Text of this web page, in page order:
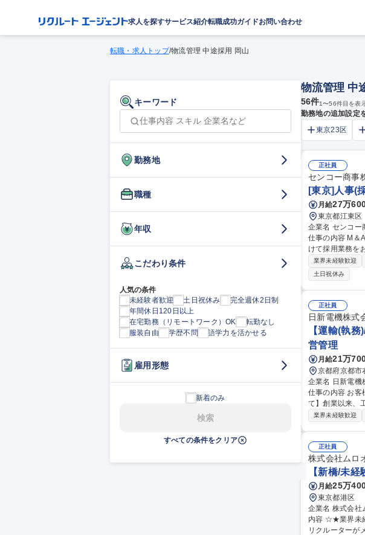
求人を探すサービス紹介転職成功ガイドお問い合わせ
転職・求人トップ/物流管理 中途採用 岡山
キーワード
勤務地
職種
年収
こだわり条件
人気の条件
未経験者歓迎
土日祝休み
完全週休2日制
年間休日120日以上
在宅勤務（リモートワーク）OK
転勤なし
服装自由
学歴不問 語学力を活かせる
雇用形態
新着のみ
検索
すべての条件をクリア
物流管理 中
56件1〜56件目を表
勤務地の追加設定
東京23区
正社員
センコー商事
[東京]人事(
月給27万
東京都江東区
企業名 センコー商事株式会社 求人名 ［東京］人事（採用）◆
仕事の内容 M＆
けて採用業務をお任
用：採用戦略
対応 等 ※年間採用数
用）◆プライム
業界未経験歓迎
土日祝休み
正社員
日新電機株式
【運輸(執
営管理
月給21万
京都府京都市
企業名 日新電機株式会社 求人名 【運輸(執務)/京都】社会インフラを支
仕事の内容 お客様
て】創業以来、
の一角を担う
業界未経験歓迎
正社員
株式会社ムロ
【新橋/未
月給25万
東京都港区
企業名 株式会社ムロオ 求人名 【新橋/未経験◎】人事（新卒採用メイン）/国内最大
内容 ☆★業界未
リクルーターがメイン業務になります。 【業